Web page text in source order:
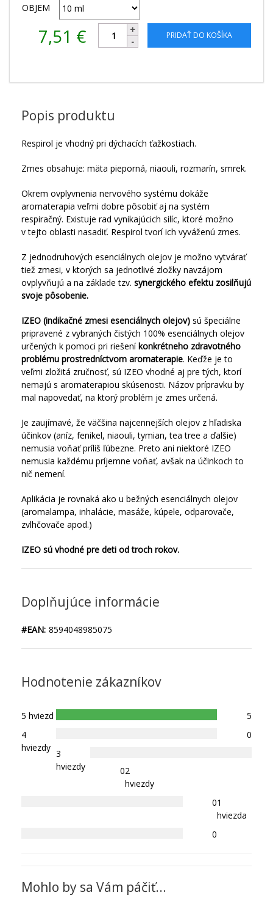
OBJEM
7,51 € PRIDAŤ DO KOŠÍKA
Popis produktu
Respirol je vhodný pri dýchacích ťažkostiach.
Zmes obsahuje: mäta pieporná, niaouli, rozmarín, smrek.
Okrem ovplyvnenia nervového systému dokáže
aromaterapia veľmi dobre pôsobiť aj na systém
respiračný. Existuje rad vynikajúcich silíc, ktoré možno
v tejto oblasti nasadiť. Respirol tvorí ich vyváženú zmes.
Z jednodruhových esenciálnych olejov je možno vytvárať
tiež zmesi, v ktorých sa jednotlivé zložky navzájom
ovplyvňujú a na základe tzv. synergického efektu zosilňujú
svoje pôsobenie.
IZEO (indikačné zmesi esenciálnych olejov) sú špeciálne
pripravené z vybraných čistých 100% esenciálnych olejov
určených k pomoci pri riešení konkrétneho zdravotného
problému prostredníctvom aromaterapie. Keďže je to
veľmi zložitá zručnosť, sú IZEO vhodné aj pre tých, ktorí
nemajú s aromaterapiou skúsenosti. Názov prípravku by
mal napovedať, na ktorý problém je zmes určená.
Je zaujímavé, že väčšina najcennejších olejov z hľadiska
účinkov (aníz, fenikel, niaouli, tymian, tea tree a ďalšie)
nemusia voňať príliš ľúbezne. Preto ani niektoré IZEO
nemusia každému príjemne voňať, avšak na účinkoch to
nič nemení.
Aplikácia je rovnaká ako u bežných esenciálnych olejov
(aromalampa, inhalácie, masáže, kúpele, odparovače,
zvlhčovače apod.)
IZEO sú vhodné pre deti od troch rokov.
Doplňujúce informácie
#EAN: 8594048985075
Hodnotenie zákazníkov
5 hviezd
5
4
hviezdy
0
3
hviezdy
02
hviezdy
01
hviezda
0
Mohlo by sa Vám páčiť...